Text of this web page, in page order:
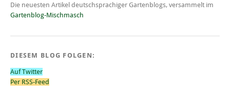
Die neuesten Artikel deutschsprachiger Gartenblogs, versammelt im
Gartenblog-Mischmasch
DIESEM BLOG FOLGEN:
Auf Twitter
Per RSS-Feed